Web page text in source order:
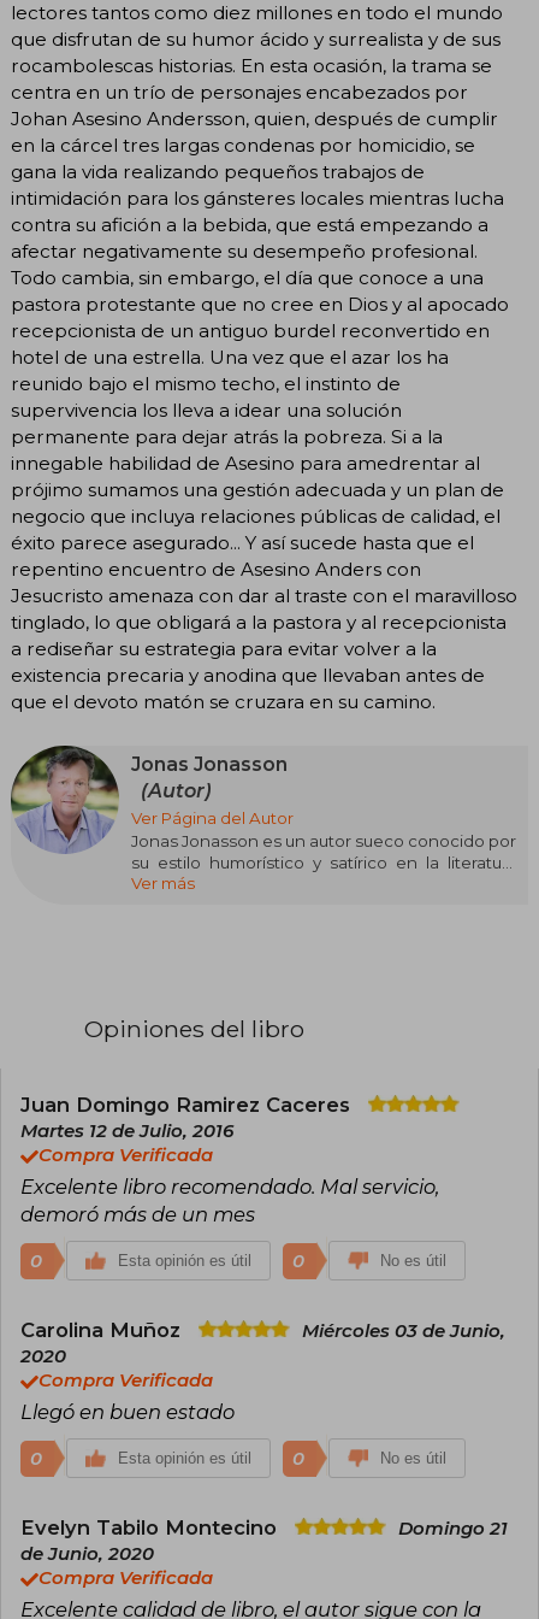
lectores tantos como diez millones en todo el mundo
que disfrutan de su humor ácido y surrealista y de sus
rocambolescas historias. En esta ocasión, la trama se
centra en un trío de personajes encabezados por
Johan Asesino Andersson, quien, después de cumplir
en la cárcel tres largas condenas por homicidio, se
gana la vida realizando pequeños trabajos de
intimidación para los gánsteres locales mientras lucha
contra su afición a la bebida, que está empezando a
afectar negativamente su desempeño profesional.
Todo cambia, sin embargo, el día que conoce a una
pastora protestante que no cree en Dios y al apocado
recepcionista de un antiguo burdel reconvertido en
hotel de una estrella. Una vez que el azar los ha
reunido bajo el mismo techo, el instinto de
supervivencia los lleva a idear una solución
permanente para dejar atrás la pobreza. Si a la
innegable habilidad de Asesino para amedrentar al
prójimo sumamos una gestión adecuada y un plan de
negocio que incluya relaciones públicas de calidad, el
éxito parece asegurado... Y así sucede hasta que el
repentino encuentro de Asesino Anders con
Jesucristo amenaza con dar al traste con el maravilloso
tinglado, lo que obligará a la pastora y al recepcionista
a rediseñar su estrategia para evitar volver a la
existencia precaria y anodina que llevaban antes de
que el devoto matón se cruzara en su camino.
Jonas Jonasson
(Autor)
Ver Página del Autor
Jonas Jonasson es un autor sueco conocido por
su estilo humorístico y satírico en la literatura
contemporánea. Su obra más célebre, El abuelo
moderna sueca.
que era un genio de los números (2013) y El
matón que soñaba con un lugar en el paraíso
(2016). En sus obras, combina humor y crítica
social, explorando temas como la política, la
historia y la condición humana a través de
personajes excéntricos y situaciones
Ver más
Opiniones del libro
Juan Domingo Ramirez Caceres
Martes 12 de Julio, 2016
Compra Verificada
Excelente libro recomendado. Mal servicio,
demoró más de un mes
0 Esta opinión es útil 0 No es útil
Carolina Muñoz
Miércoles 03 de Junio,
2020
Compra Verificada
Llegó en buen estado
0 Esta opinión es útil 0 No es útil
Evelyn Tabilo Montecino
Domingo 21
de Junio, 2020
Compra Verificada
Excelente calidad de libro, el autor sigue con la